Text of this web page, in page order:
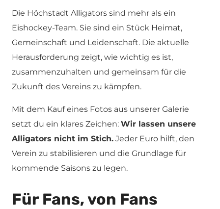
Die Höchstadt Alligators sind mehr als ein
Eishockey-Team. Sie sind ein Stück Heimat,
Gemeinschaft und Leidenschaft. Die aktuelle
Herausforderung zeigt, wie wichtig es ist,
zusammenzuhalten und gemeinsam für die
Zukunft des Vereins zu kämpfen.
Mit dem Kauf eines Fotos aus unserer Galerie
setzt du ein klares Zeichen: Wir lassen unsere
Alligators nicht im Stich. Jeder Euro hilft, den
Verein zu stabilisieren und die Grundlage für
kommende Saisons zu legen.
Für Fans, von Fans